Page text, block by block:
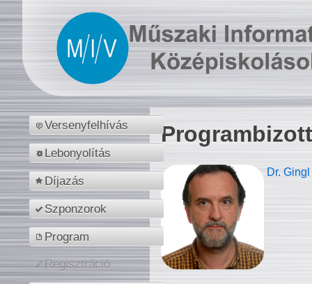
Versenyfelhívás
Lebonyolítás
Díjazás
Szponzorok
Program
Regisztráció
Dr.